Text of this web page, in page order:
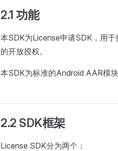
2.1 功能
本SDK为License申请SDK，用
的开放授权。
本SDK为标准的Android AAR模
2.2 SDK框架
License SDK分为两个：